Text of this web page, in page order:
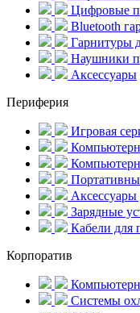
Цифровые
Bluetooth
Гарнитуры
Наушники
Аксессуары
Периферия
Игровая
Аксессуары
Зарядные
Кабели для
Корпоратив
Системы